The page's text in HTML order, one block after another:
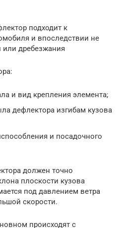
подходит к
и впоследствии не
или дребезжания
и вид крепления элемента;
дефлектора изгибам кузова
и посадочного
должен точно
плоскости кузова
под давлением ветра
скорости.
происходят с